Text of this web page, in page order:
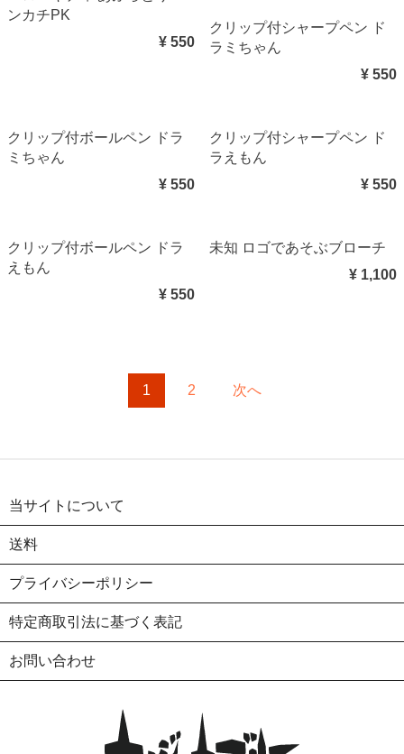
ンカチPK
¥ 550
クリップ付シャープペン ド
ラミちゃん
¥ 550
クリップ付ボールペン ドラ
ミちゃん
¥ 550
クリップ付シャープペン ド
ラえもん
¥ 550
クリップ付ボールペン ドラ
えもん
¥ 550
未知 ロゴであそぶブローチ
¥ 1,100
1 2 次へ
当サイトについて
送料
プライバシーポリシー
特定商取引法に基づく表記
お問い合わせ